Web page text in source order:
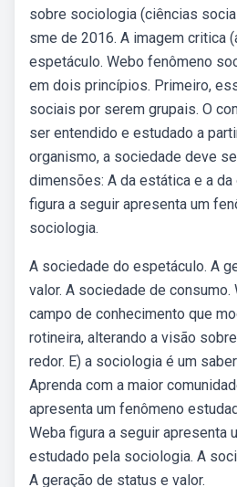
sobre sociologia (ciências
sme de 2016. A imagem critica
espetáculo. Webo fenômeno
em dois princípios. Primeiro,
sociais por serem grupais. O
ser entendido e estudado a
organismo, a sociedade deve
dimensões: A da estática e a
figura a seguir apresenta um
sociologia.
A sociedade do espetáculo. A
valor. A sociedade de
campo de conhecimento que
rotineira, alterando a visão
redor. E) a sociologia é um
Aprenda com a maior
apresenta um fenômeno
Weba figura a seguir apresenta
estudado pela sociologia. A
A geração de status e valor.